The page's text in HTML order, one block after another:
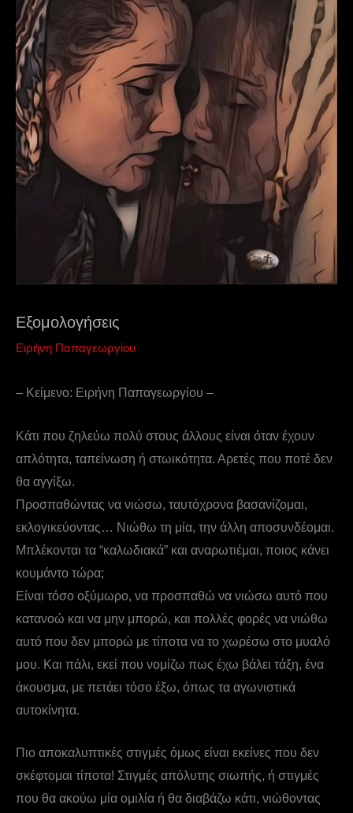
Εξομολογήσεις
Ειρήνη Παπαγεωργίου
– Κείμενο: Ειρήνη Παπαγεωργίου –
Κάτι που ζηλεύω πολύ στους άλλους είναι όταν έχουν
απλότητα, ταπείνωση ή στωικότητα. Αρετές που ποτέ δεν
θα αγγίξω.
Προσπαθώντας να νιώσω, ταυτόχρονα βασανίζομαι,
εκλογικεύοντας… Νιώθω τη μία, την άλλη αποσυνδέομαι.
Μπλέκονται τα “καλωδιακά” και αναρωτιέμαι, ποιος κάνει
κουμάντο τώρα;
Είναι τόσο οξύμωρο, να προσπαθώ να νιώσω αυτό που
κατανοώ και να μην μπορώ, και πολλές φορές να νιώθω
αυτό που δεν μπορώ με τίποτα να το χωρέσω στο μυαλό
μου. Και πάλι, εκεί που νομίζω πως έχω βάλει τάξη, ένα
άκουσμα, με πετάει τόσο έξω, όπως τα αγωνιστικά
αυτοκίνητα.
Πιο αποκαλυπτικές στιγμές όμως είναι εκείνες που δεν
σκέφτομαι τίποτα! Στιγμές απόλυτης σιωπής, ή στιγμές
που θα ακούω μία ομιλία ή θα διαβάζω κάτι, νιώθοντας